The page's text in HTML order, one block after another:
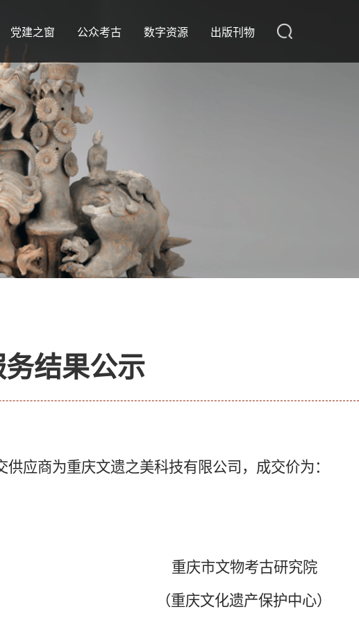
党建之窗 公众考古 数字资源 出版刊物
结果公示
供应商为重庆文遗之美科技有限公司，成交价为：
重庆市文物考古研究院
（重庆文化遗产保护中心）